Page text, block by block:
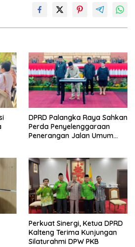
DPRD Palangka Raya Sahkan
Perda Penyelenggaraan
Penerangan Jalan Umum
Perkuat Sinergi, Ketua DPRD
Kalteng Terima Kunjungan
Silaturahmi DPW PKB